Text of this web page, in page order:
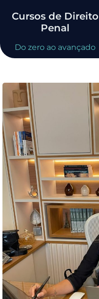
Cursos de Direito
Penal
Do zero ao avançado